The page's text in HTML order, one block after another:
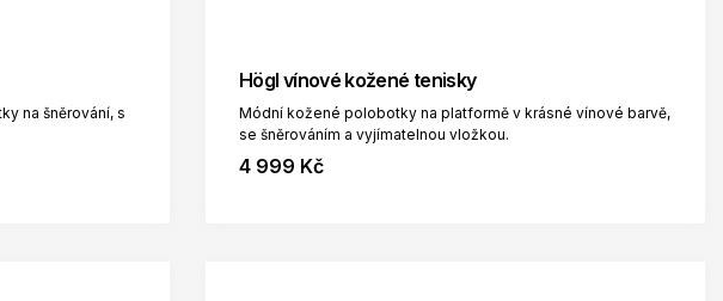
na šněrování, s
Högl vínové kožené tenisky
Módní kožené polobotky na platformě v krásné vínové barvě,
se šněrováním a vyjímatelnou vložkou.
4 999 Kč